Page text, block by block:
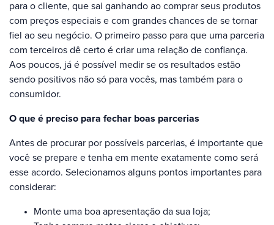
para o cliente, que sai ganhando ao comprar seus produtos
com preços especiais e com grandes chances de se tornar
fiel ao seu negócio. O primeiro passo para que uma parceria
com terceiros dê certo é criar uma relação de confiança.
Aos poucos, já é possível medir se os resultados estão
sendo positivos não só para vocês, mas também para o
consumidor.
O que é preciso para fechar boas parcerias
Antes de procurar por possíveis parcerias, é importante que
você se prepare e tenha em mente exatamente como será
esse acordo. Selecionamos alguns pontos importantes para
considerar:
Monte uma boa apresentação da sua loja;